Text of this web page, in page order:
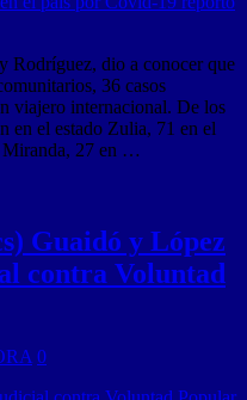
dio a conocer que
36 casos
viajero internacional. De los
en el estado Zulia, 71 en el
Miranda, 27 en …
Guaidó y López
contra Voluntad
0